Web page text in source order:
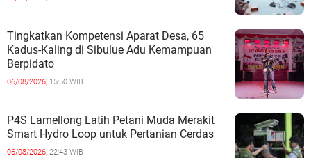
Tingkatkan Kompetensi Aparat Desa, 65
Kadus-Kaling di Sibulue Adu Kemampuan
Berpidato
06/08/2026, 15:50 WIB
P4S Lamellong Latih Petani Muda Merakit
Smart Hydro Loop untuk Pertanian Cerdas
06/08/2026, 22:43 WIB